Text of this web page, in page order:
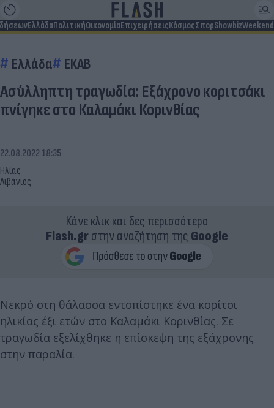
ΕλλάδαΠολιτικήΟικονομίαΕπιχειρήσειςΚόσμοςΣπορShowbizWeekend
Ελλάδα ΕΚΑΒ
Ασύλληπτη τραγωδία: Εξάχρονο κοριτσάκι
πνίγηκε στο Καλαμάκι Κορινθίας
Ηλίας
Λιβάνιος
22.08.2022 18:35
Κάνε κλικ και δες περισσότερο
Flash.grστην αναζήτηση της Google
Νεκρό στη θάλασσα εντοπίστηκε ένα κορίτσι
ηλικίας έξι ετών στο Καλαμάκι Κορινθίας. Σε
τραγωδία εξελίχθηκε η επίσκεψη της εξάχρονης
στην παραλία.